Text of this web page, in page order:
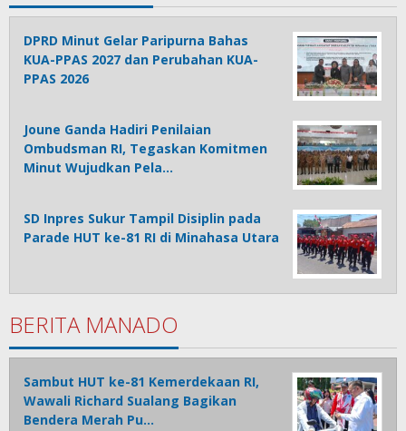
DPRD Minut Gelar Paripurna Bahas
KUA-PPAS 2027 dan Perubahan KUA-
PPAS 2026
Joune Ganda Hadiri Penilaian
Ombudsman RI, Tegaskan Komitmen
Minut Wujudkan Pela…
SD Inpres Sukur Tampil Disiplin pada
Parade HUT ke-81 RI di Minahasa Utara
BERITA MANADO
Sambut HUT ke-81 Kemerdekaan RI,
Wawali Richard Sualang Bagikan
Bendera Merah Pu…